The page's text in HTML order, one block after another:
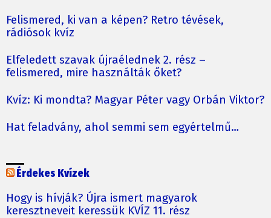
Felismered, ki van a képen? Retro tévések,
rádiósok kvíz
Elfeledett szavak újraélednek 2. rész –
felismered, mire használták őket?
Kvíz: Ki mondta? Magyar Péter vagy Orbán Viktor?
Hat feladvány, ahol semmi sem egyértelmű…
Érdekes Kvízek
Hogy is hívják? Újra ismert magyarok
keresztneveit keressük KVÍZ 11. rész